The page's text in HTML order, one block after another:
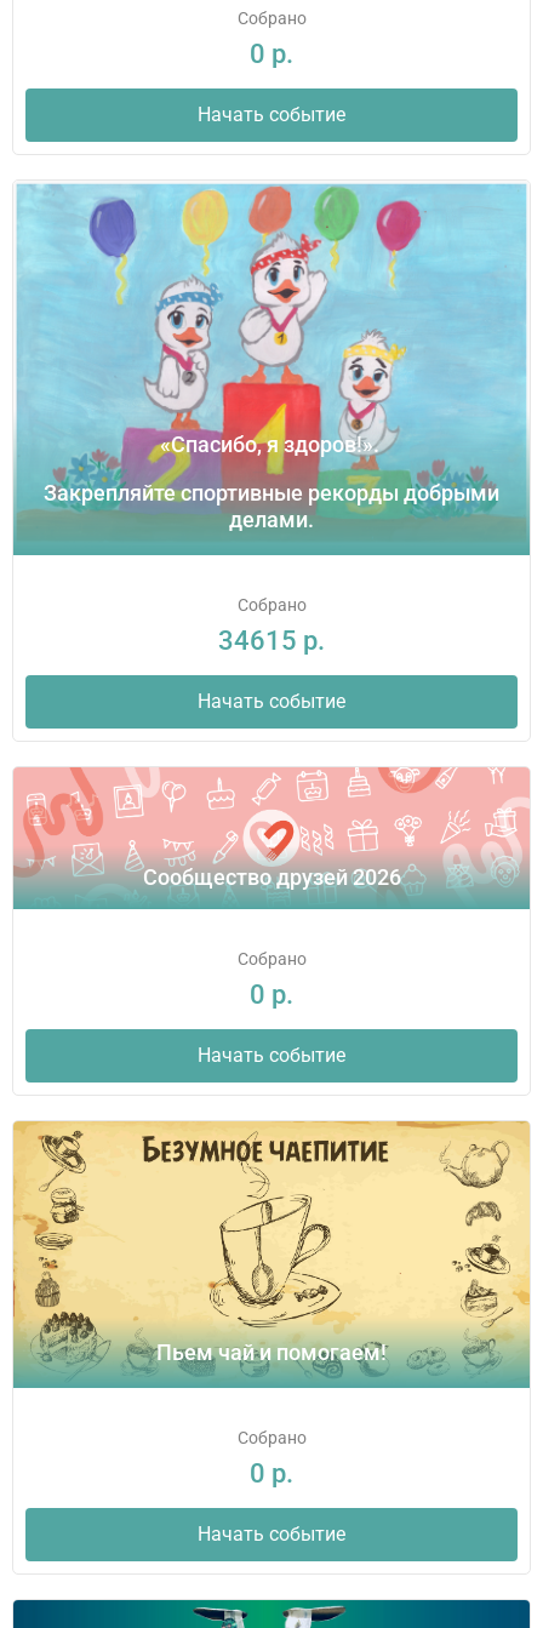
Собрано
0 р.
Начать событие
«Спасибо, я здоров!».​ ​
Закрепляйте спортивные рекорды добрыми
делами.
Собрано
34615 р.
Начать событие
Сообщество друзей 2026
Собрано
0 р.
Начать событие
Пьем чай и помогаем!
Собрано
0 р.
Начать событие